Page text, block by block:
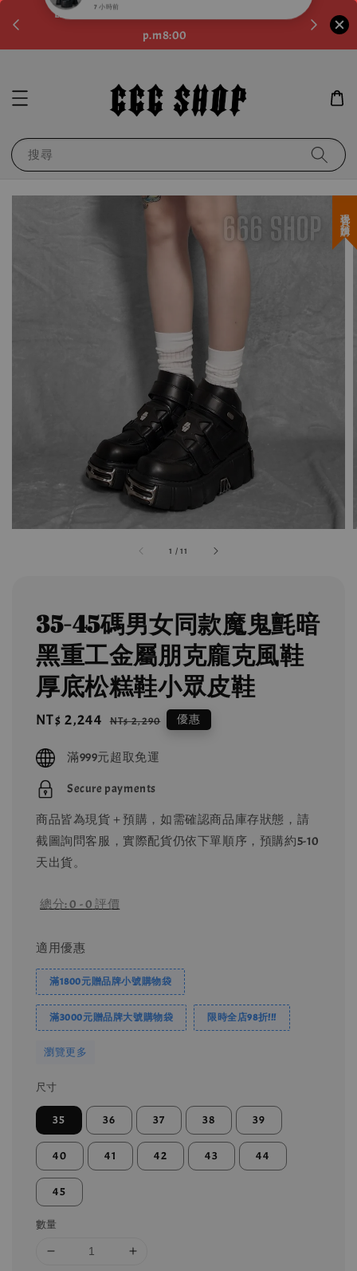
LINE:@noa4230k 客服回覆時間:a.m10:00-
p.m8:00
滿600元
運！滿
搜尋
1 /11
現貨＋預購
35-45碼男女同款魔鬼氈暗
黑重工金屬朋克龐克風鞋
厚底松糕鞋小眾皮鞋
Sale
NT$ 2,244 Regular
NT$ 2,290 優惠
滿999元超取免運
Secure payments
商品皆為現貨＋預購，如需確認商品庫存狀態，請
截圖詢問客服，實際配貨仍依下單順序，預購約5-10
天出貨。
總分:0 -0 評價
適用優惠
滿1800元贈品牌小號購物袋
滿3000元贈品牌大號購物袋 限時全店98折!!!
瀏覽更多
尺寸
35 36 37 38 39
40 41 42 43 44
45
數量